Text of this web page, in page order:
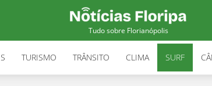
Tudo sobre Florianópolis
TURISMO TRÂNSITO CLIMA SURF